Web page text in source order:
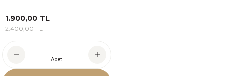
1.900,00 TL
2.400,00 TL
Adet